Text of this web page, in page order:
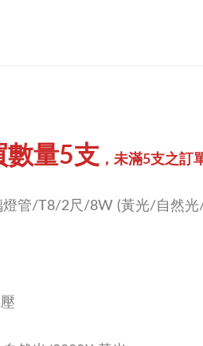
數量5支 ，未滿5支之
燈管/T8/2尺/8W (黃光/自然